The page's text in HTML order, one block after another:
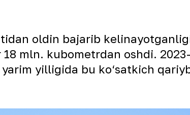
oldin bajarib
mln. kubometrdan oshdi.
yilligida bu ko‘satkich